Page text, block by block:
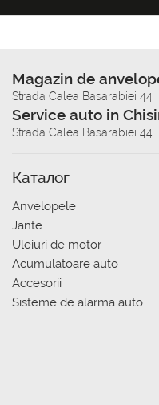
Magazin de
Strada Calea Basarabiei 44
Service auto in
Strada Calea Basarabiei 44
Каталог
Anvelopele
Jante
Uleiuri de motor
Acumulatoare auto
Accesorii
Sisteme de alarma auto